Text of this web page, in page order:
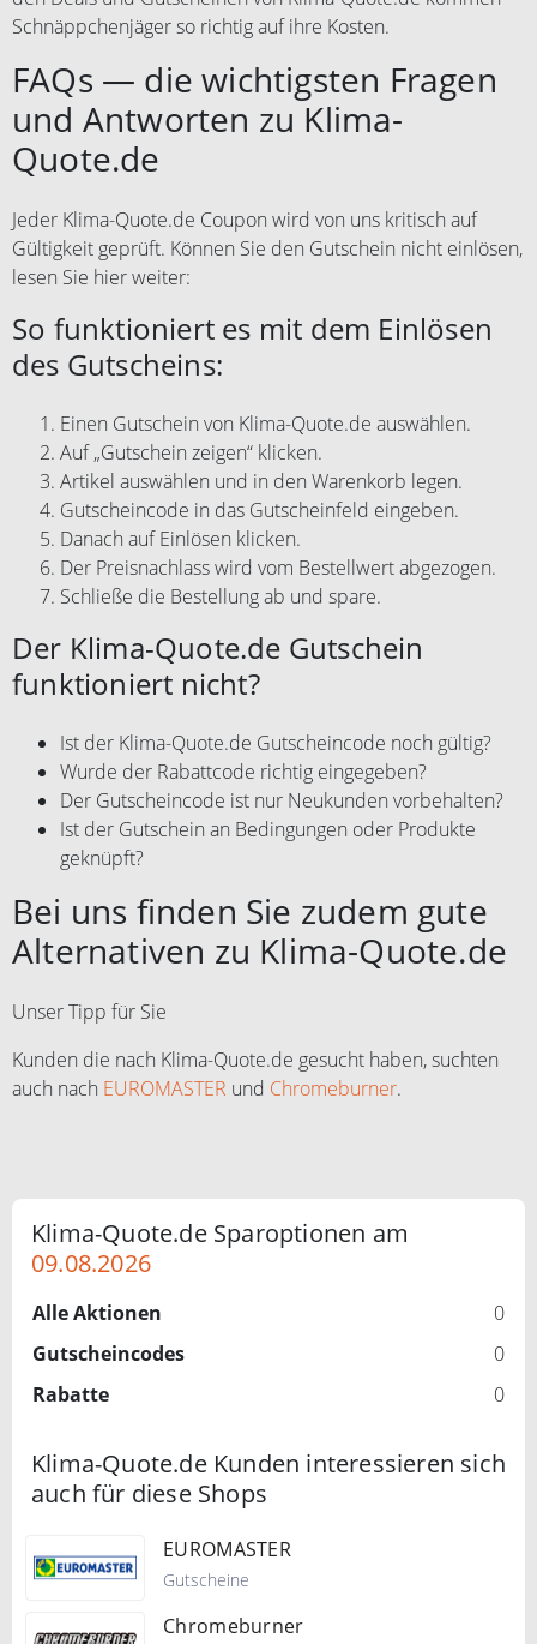
Schnäppchenjäger so richtig auf ihre Kosten.
FAQs — die wichtigsten Fragen
und Antworten zu Klima-
Quote.de
Jeder Klima-Quote.de Coupon wird von uns kritisch auf
Gültigkeit geprüft. Können Sie den Gutschein nicht einlösen,
lesen Sie hier weiter:
So funktioniert es mit dem Einlösen
des Gutscheins:
Einen Gutschein von Klima-Quote.de auswählen.
Auf „Gutschein zeigen“ klicken.
Artikel auswählen und in den Warenkorb legen.
Gutscheincode in das Gutscheinfeld eingeben.
Danach auf Einlösen klicken.
Der Preisnachlass wird vom Bestellwert abgezogen.
Schließe die Bestellung ab und spare.
Der Klima-Quote.de Gutschein
funktioniert nicht?
Ist der Klima-Quote.de Gutscheincode noch gültig?
Wurde der Rabattcode richtig eingegeben?
Der Gutscheincode ist nur Neukunden vorbehalten?
Ist der Gutschein an Bedingungen oder Produkte
geknüpft?
Bei uns finden Sie zudem gute
Alternativen zu Klima-Quote.de
Unser Tipp für Sie
Kunden die nach Klima-Quote.de gesucht haben, suchten
auch nach EUROMASTER und Chromeburner.
Klima-Quote.de Sparoptionen am
09.08.2026
Alle Aktionen
0
Gutscheincodes
0
Rabatte
0
Klima-Quote.de Kunden interessieren sich
auch für diese Shops
EUROMASTER
Gutscheine
Chromeburner